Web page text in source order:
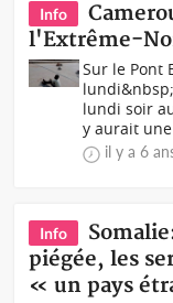
Info
l'Extrême-
Sur le Pont
lundi soir
y aurait
il y a 6
Info
piégée, les
« un pays